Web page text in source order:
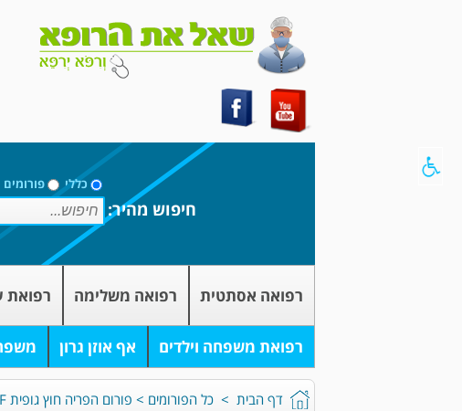
כללי פורומים
חיפוש מהיר:
רפואה אסתטית רפואה משלימה רפואת
רפואת משפחה וילדים אף אוזן גרון
דף הבית > כל הפורומים > פורום הפריה חוץ גופית IVF